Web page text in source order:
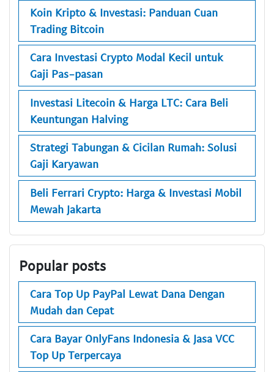
Koin Kripto & Investasi: Panduan Cuan
Trading Bitcoin
Cara Investasi Crypto Modal Kecil untuk
Gaji Pas-pasan
Investasi Litecoin & Harga LTC: Cara Beli
Keuntungan Halving
Strategi Tabungan & Cicilan Rumah: Solusi
Gaji Karyawan
Beli Ferrari Crypto: Harga & Investasi Mobil
Mewah Jakarta
Popular posts
Cara Top Up PayPal Lewat Dana Dengan
Mudah dan Cepat
Cara Bayar OnlyFans Indonesia & Jasa VCC
Top Up Terpercaya